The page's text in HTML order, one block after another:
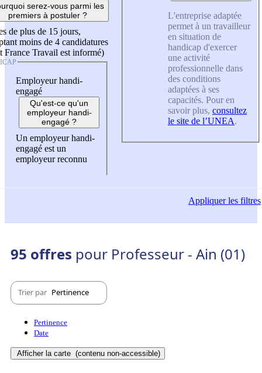
serez-vous parmi les
premiers à postuler ?
de plus de 15 jours,
moins de 4 candidatures
France Travail est informé)
Employeur handi-
engagé
Qu'est-ce qu'un
employeur handi-
engagé ?
Un employeur handi-
engagé est un
employeur reconnu
L'entreprise adaptée
permet à un travailleur
en situation de
handicap d'exercer
une activité
professionnelle dans
des conditions
adaptées à ses
capacités. Pour en
savoir plus, consultez
le site de l’UNEA.
Appliquerles filtres
95 offres pour Professeur - Ain (01)
Trier par Pertinence
Pertinence
Date
Afficher la carte (contenu non-accessible)